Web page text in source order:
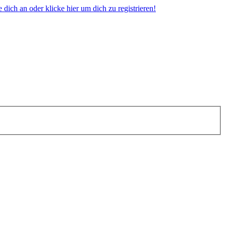
an oder klicke hier um dich zu registrieren!